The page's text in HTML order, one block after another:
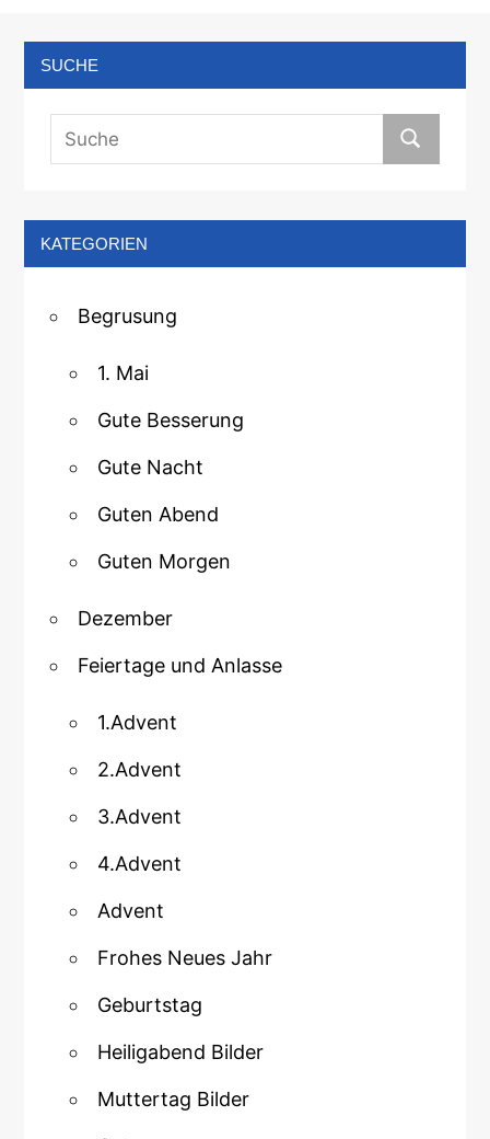
SUCHE
KATEGORIEN
Begrusung
1. Mai
Gute Besserung
Gute Nacht
Guten Abend
Guten Morgen
Dezember
Feiertage und Anlasse
1.Advent
2.Advent
3.Advent
4.Advent
Advent
Frohes Neues Jahr
Geburtstag
Heiligabend Bilder
Muttertag Bilder